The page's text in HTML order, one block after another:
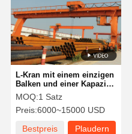
L-Kran mit einem einzigen
Balken und einer Kapazität
von 5 bis 50 Tonnen für
Außendienst A3-A5
MOQ:1 Satz
Preis:6000~15000 USD
Bestpreis
Plaudern